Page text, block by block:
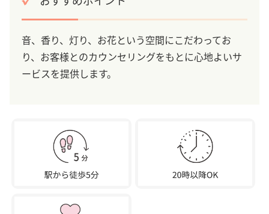
音、香り、灯り、お花という空間にこだわってお
り、お客様とのカウンセリングをもとに心地よいサ
ービスを提供します。